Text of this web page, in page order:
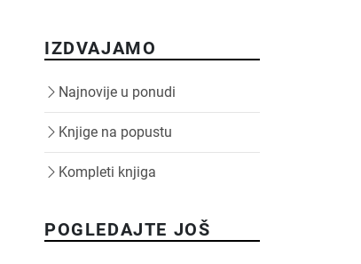
IZDVAJAMO
Najnovije u ponudi
Knjige na popustu
Kompleti knjiga
POGLEDAJTE JOŠ